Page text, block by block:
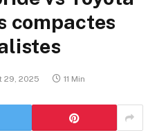
compactes
29, 2025 11 Min